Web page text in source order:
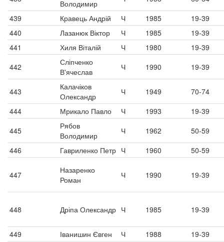
Володимир
439
Кравець Андрій Ч 1985
19-39
440
Лазанюк Віктор Ч 1985
19-39
441
Хиля Віталій Ч 1980
19-39
442
Сліпченко
В'ячеслав
Ч 1990 19-39
443
Калачіков
Олександр
Ч 1949
70-74
444
Мрикало Павло Ч 1993
19-39
445
Рябов
Володимир
Ч 1962
50-59
446
Гавриленко Петр Ч 1960 50-59
447
Назаренко
Роман
Ч 1990 19-39
448 Дріпа Олександр Ч 1985 19-39
449 Іванишин Євген Ч 1988
19-39